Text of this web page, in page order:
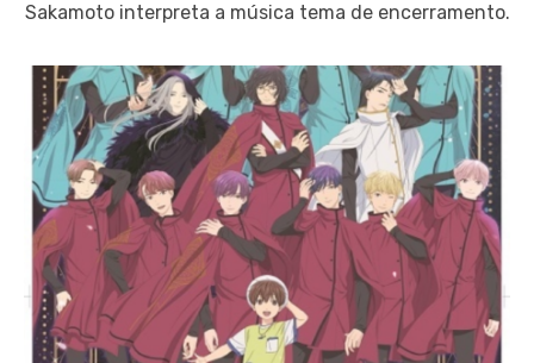
Sakamoto interpreta a música tema de encerramento.